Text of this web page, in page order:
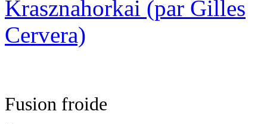
Fusion froide